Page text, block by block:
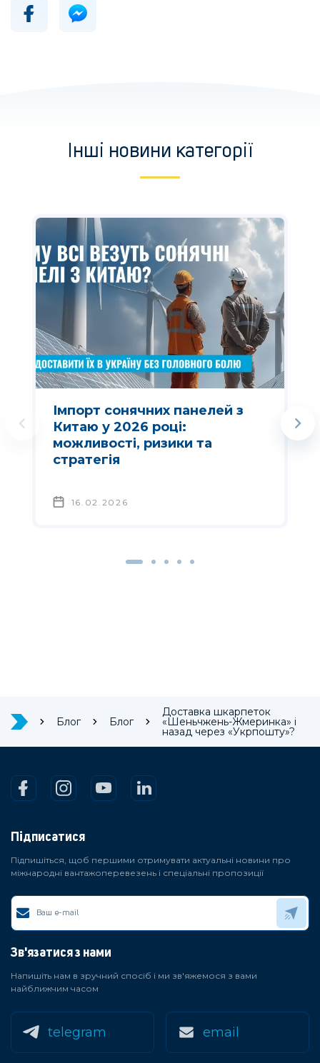
Інші новини категорії
Імпорт сонячних панелей з
Китаю у 2026 році:
можливості, ризики та
стратегія
16.02.2026
Блог Блог
Доставка шкарпеток
«Шеньчжень-Жмеринка» і
назад через «Укрпошту»?
Підписатися
Підпишіться, щоб першими отримувати актуальні новини про
міжнародні вантажоперевезень і спеціальні пропозиції
Зв'язатися з нами
Напишіть нам в зручний спосіб і ми зв'яжемося з вами
найближчим часом
telegram email